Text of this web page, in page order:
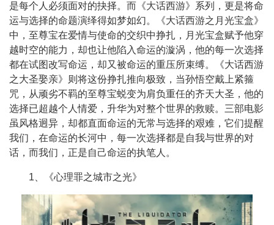
是每个人必须面对的抉择。而《大话西游》系列，更是将命
运与选择的命题演绎得如梦如幻。《大话西游之月光宝盒》
中，至尊宝在爱情与使命的交织中挣扎，月光宝盒赋予他穿
越时空的能力，却也让他陷入命运的漩涡，他的每一次选择
都在试图改写命运，却又被命运的重压所束缚。《大话西游
之大圣娶亲》则将这份挣扎推向极致，当孙悟空戴上紧箍
咒，从顽劣不羁的至尊宝蜕变为肩负重任的齐天大圣，他的
选择已超越个人情爱，升华为对整个世界的救赎。三部电影
虽风格迥异，却都直面命运的无常与选择的艰难，它们提醒
我们，在命运的长河中，每一次选择都是自我与世界的对
话，而我们，正是自己命运的执笔人。
1、《心理罪之城市之光》